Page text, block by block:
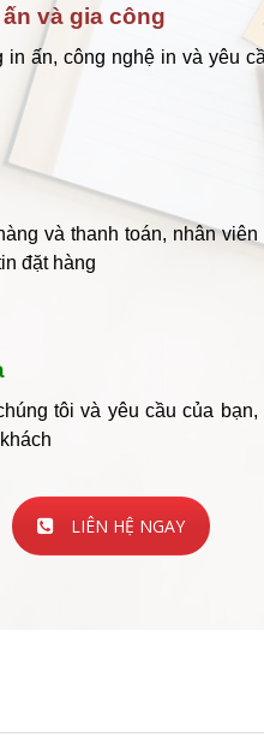
và gia công
ấn, công nghệ in và yêu
và thanh toán, nhân
đặt hàng
tôi và yêu cầu của
LIÊN HỆ NGAY